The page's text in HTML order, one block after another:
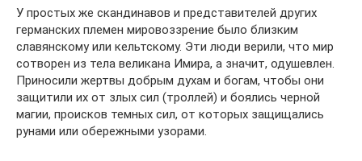
У простых же скандинавов и представителей других
германских племен мировоззрение было близким
славянскому или кельтскому. Эти люди верили, что мир
сотворен из тела великана Имира, а значит, одушевлен.
Приносили жертвы добрым духам и богам, чтобы они
защитили их от злых сил (троллей) и боялись черной
магии, происков темных сил, от которых защищались
рунами или обережными узорами.